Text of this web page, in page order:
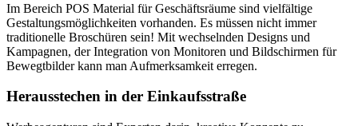
Im Bereich POS Material für Geschäftsräume sind vielfältige
Gestaltungsmöglichkeiten vorhanden. Es müssen nicht immer
traditionelle Broschüren sein! Mit wechselnden Designs und
Kampagnen, der Integration von Monitoren und Bildschirmen für
Bewegtbilder kann man Aufmerksamkeit erregen.
Herausstechen in der Einkaufsstraße